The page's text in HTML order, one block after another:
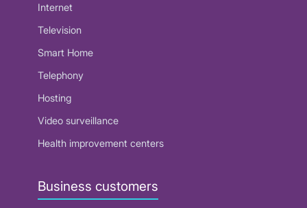
Internet
Television
Smart Home
Telephony
Hosting
Video surveillance
Health improvement centers
Business customers